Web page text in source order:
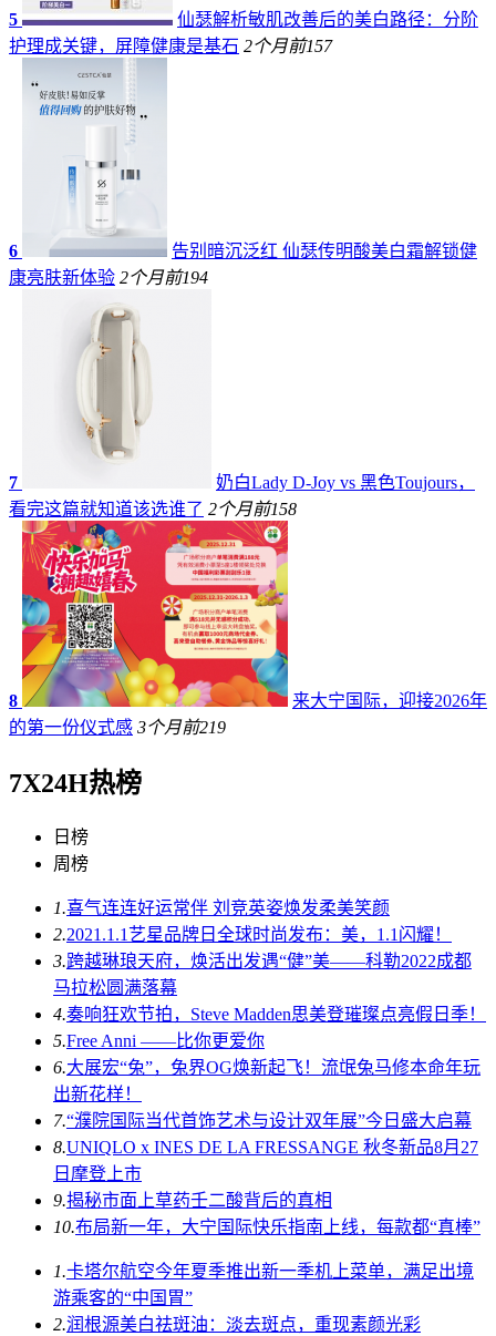
5
仙瑟解析敏肌改善后的美白路径：分阶
护理成关键，屏障健康是基石 2个月前157
6
告别暗沉泛红 仙瑟传明酸美白霜解锁健
康亮肤新体验 2个月前194
7
奶白Lady D-Joy vs 黑色Toujours，
看完这篇就知道该选谁了 2个月前158
8
来大宁国际，迎接2026年
的第一份仪式感 3个月前219
7X24H热榜
日榜
周榜
1.喜气连连好运常伴 刘竞英姿焕发柔美笑颜
2.2021.1.1艺星品牌日全球时尚发布：美，1.1闪耀！
3.跨越琳琅天府，焕活出发遇“健”美——科勒2022成都
马拉松圆满落幕
4.奏响狂欢节拍，Steve Madden思美登璀璨点亮假日季！
5.Free Anni ——比你更爱你
6.大展宏“兔”，兔界OG焕新起飞！流氓兔马修本命年玩
出新花样！
7.“濮院国际当代首饰艺术与设计双年展”今日盛大启幕
8.UNIQLO x INES DE LA FRESSANGE 秋冬新品8月27
日摩登上市
9.揭秘市面上草药壬二酸背后的真相
10.布局新一年，大宁国际快乐指南上线，每款都“真棒”
1.卡塔尔航空今年夏季推出新一季机上菜单，满足出境
游乘客的“中国胃”
2.润根源美白祛斑油：淡去斑点，重现素颜光彩